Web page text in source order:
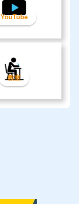
YouTube
教室